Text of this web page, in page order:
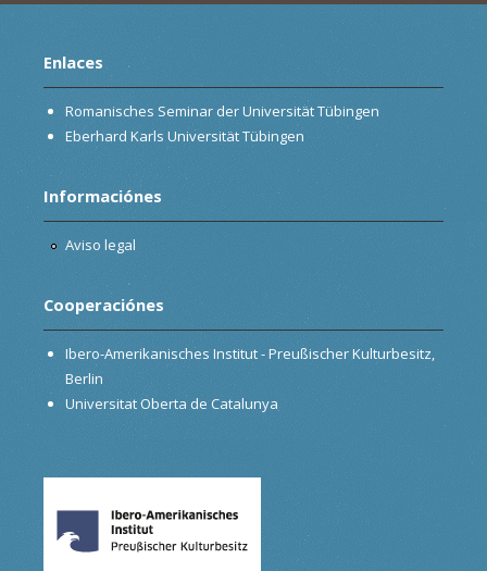
Enlaces
Romanisches Seminar der Universität Tübingen
Eberhard Karls Universität Tübingen
Informaciónes
Aviso legal
Cooperaciónes
Ibero-Amerikanisches Institut - Preußischer Kulturbesitz,
Berlin
Universitat Oberta de Catalunya